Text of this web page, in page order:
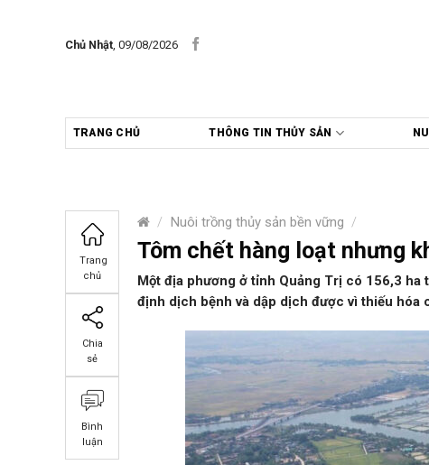
Chủ Nhật, 09/08/2026
TRANG CHỦ THÔNG TIN THỦY SẢN
/ Nuôi trồng thủy sản bền vững /
Trang
chủ
Chia
sẻ
Bình
luận
Tôm chết hàng loạt nhưng
Một địa phương ở tỉnh Quảng Trị có 156,3
định dịch bệnh và dập dịch được vì thiếu hóa